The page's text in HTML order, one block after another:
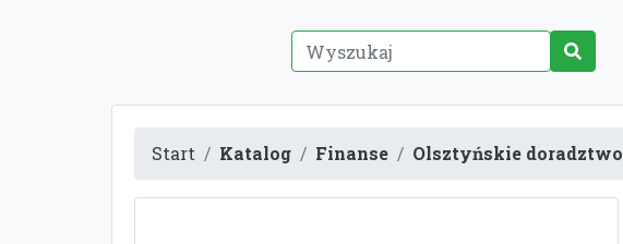
Start Katalog Finanse Olsztyńskie